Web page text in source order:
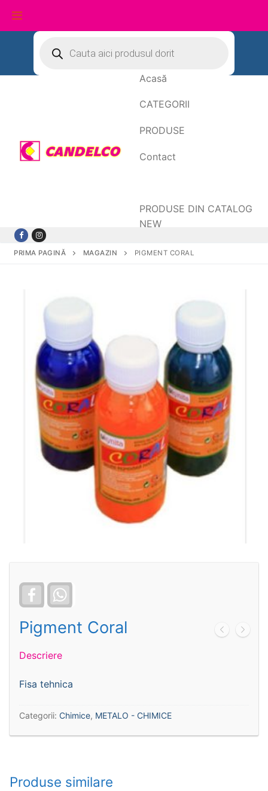
conținut
search
Acasă
CATEGORII
PRODUSE
Contact
PRODUSE DIN CATALOG
NEW
PRIMA PAGINĂ MAGAZIN PIGMENT CORAL
Facebook
Pigment Coral
Descriere
Fisa tehnica
Categorii: Chimice, METALO - CHIMICE
Produse similare